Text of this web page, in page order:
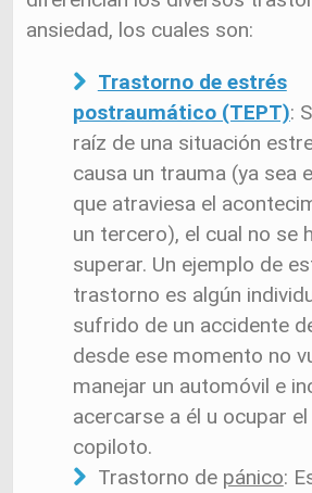
ansiedad, los cuales son:
Trastorno de estrés
postraumático (TEPT):
raíz de una situación
causa un trauma (ya sea
que atraviesa el
un tercero), el cual no se
superar. Un ejemplo de
trastorno es algún
sufrido de un accidente
desde ese momento no
manejar un automóvil e
acercarse a él u ocupar
copiloto.
Trastorno de pánico: